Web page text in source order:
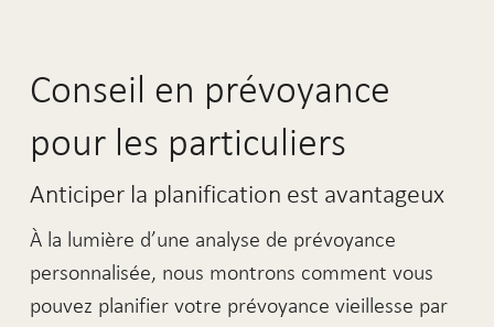
Conseil en prévoyance
pour les particuliers
Anticiper la planification est avantageux
À la lumière d’une analyse de prévoyance
personnalisée, nous montrons comment vous
pouvez planifier votre prévoyance vieillesse par